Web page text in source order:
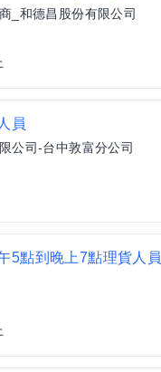
_和德昌股份有限公司
員
公司-台中敦富分公司
5點到晚上7點理貨人員